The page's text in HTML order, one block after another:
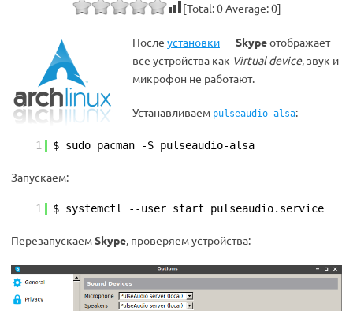
[Total:0Average:0]
После установки—Skypeотображает
все устройства как Virtual device, звук и
микрофон не работают.
Устанавливаем pulseaudio-alsa:
1 $ sudo pacman -S pulseaudio-alsa
Запускаем:
1 $ systemctl --user start pulseaudio.service
ПерезапускаемSkype, проверяем устройства: